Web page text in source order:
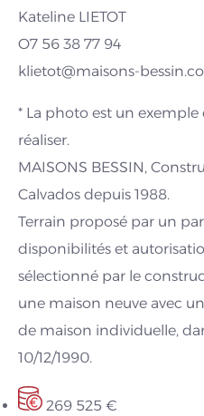
Kateline LIETOT
O7 56 38 77 94
klietot@maisons-
* La photo est un exemple
réaliser.
MAISONS BESSIN,
Calvados depuis 1988.
Terrain proposé par un
disponibilités et
sélectionné par le
une maison neuve avec
de maison individuelle,
10/12/1990.
269 525 €